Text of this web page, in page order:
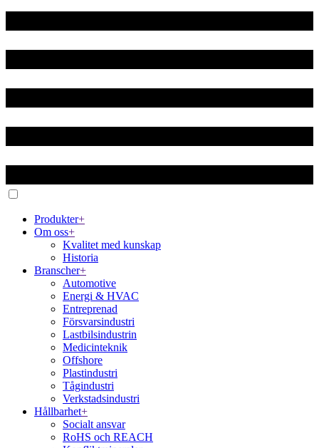
Produkter+
Om oss+
Kvalitet med kunskap
Historia
Branscher+
Automotive
Energi & HVAC
Entreprenad
Försvarsindustri
Lastbilsindustrin
Medicinteknik
Offshore
Plastindustri
Tågindustri
Verkstadsindustri
Hållbarhet+
Socialt ansvar
RoHS och REACH